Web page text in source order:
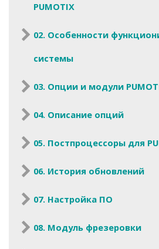
PUMOTIX
02. Особенности
системы
03. Опции и модули
04. Описание опций
05. Постпроцессоры для
06. История обновлений
07. Настройка ПО
08. Модуль фрезеровки